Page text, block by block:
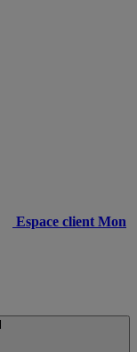
Espace client Mon